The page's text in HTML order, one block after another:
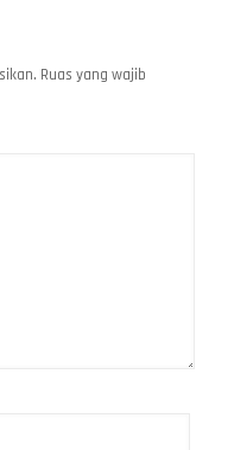
Ruas yang wajib